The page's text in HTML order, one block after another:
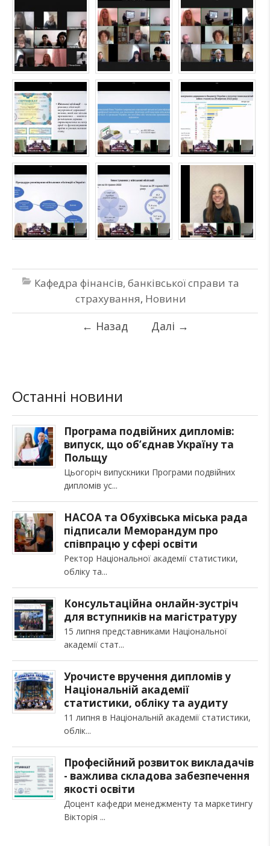
Кафедра фінансів, банківської справи та
страхування, Новини
← Назад Далі →
Останні новини
Програма подвійних дипломів:
випуск, що об’єднав Україну та
Польщу
Цьогоріч випускники Програми подвійних
дипломів ус
НАСОА та Обухівська міська рада
підписали Меморандум про
співпрацю у сфері освіти
Ректор Національної академії статистики,
обліку та
Консультаційна онлайн-зустріч
для вступників на магістратуру
15 липня представниками Національної
академії стат
Урочисте вручення дипломів у
Національній академії
статистики, обліку та аудиту
11 липня в Національній академії статистики,
облік
Професійний розвиток викладачів
- важлива складова забезпечення
якості освіти
Доцент кафедри менеджменту та маркетингу
Вікторія